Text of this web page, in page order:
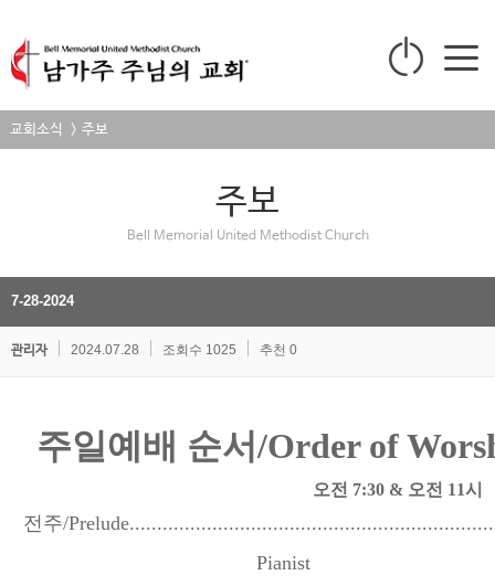
교회소식 > 주보
주보
Bell Memorial United Methodist Church
7-28-2024
관리자 2024.07.28 조회수 1025 추천 0
주일예배 순서/Order of
오전 7:30 & 오전 11시
전주/Prelude..................................................................
Pianist